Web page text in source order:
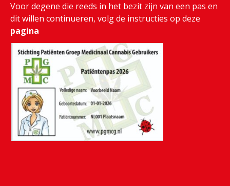
Voor degene die reeds in het bezit zijn van een pas en
dit willen continueren, volg de instructies op deze
pagina